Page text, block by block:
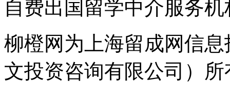
自费出国留学中介服务
柳橙网为上海留成网信
文投资咨询有限公司）所